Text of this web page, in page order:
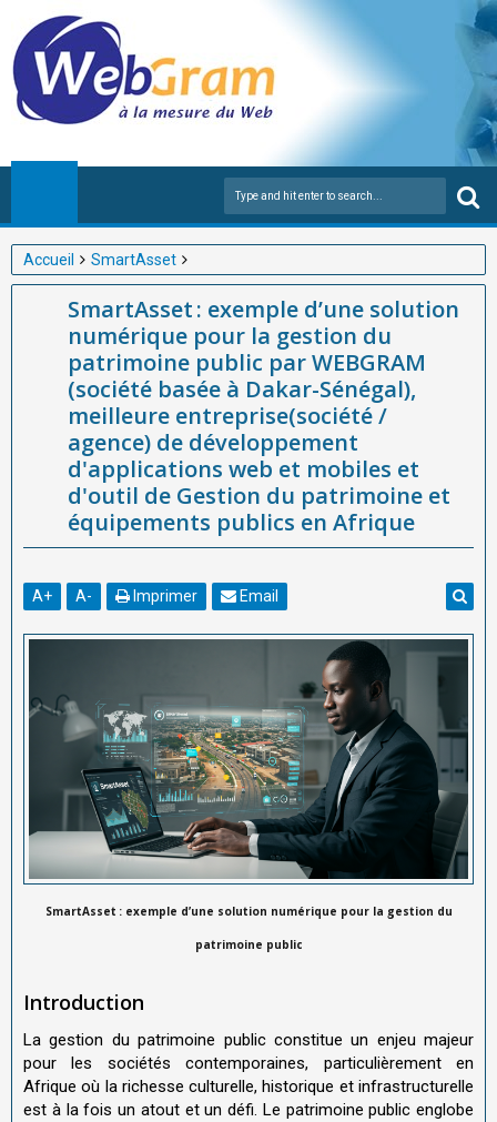
Accueil
SmartAsset
SmartAsset : exemple d’une solution numérique pour la gestion
du patrimoine public par WEBGRAM (société basée à Dakar-
Sénégal), meilleure entreprise(société / agence) de
développement d'applications web et mobiles et d'outil de
Gestion du patrimoine et équipements publics en Afrique
SmartAsset : exemple d’une solution
numérique pour la gestion du
patrimoine public par WEBGRAM
(société basée à Dakar-Sénégal),
meilleure entreprise(société /
agence) de développement
d'applications web et mobiles et
d'outil de Gestion du patrimoine et
équipements publics en Afrique
A+ A- Imprimer Email
SmartAsset : exemple d’une solution numérique pour la gestion du
patrimoine public
Introduction
La gestion du patrimoine public constitue un enjeu majeur
pour les sociétés contemporaines, particulièrement en
Afrique où la richesse culturelle, historique et infrastructurelle
est à la fois un atout et un défi. Le patrimoine public englobe